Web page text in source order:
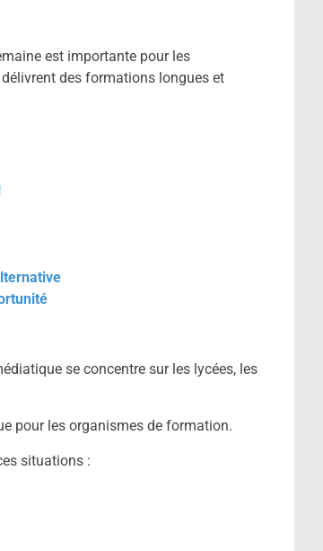
est importante pour les
des formations longues et
se concentre sur les lycées, les
pour les organismes de formation.
situations :